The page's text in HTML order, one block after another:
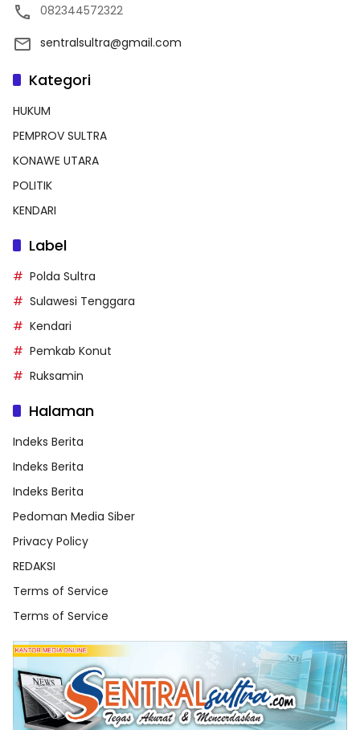
082344572322
sentralsultra@gmail.com
Kategori
HUKUM
PEMPROV SULTRA
KONAWE UTARA
POLITIK
KENDARI
Label
Polda Sultra
Sulawesi Tenggara
Kendari
Pemkab Konut
Ruksamin
Halaman
Indeks Berita
Indeks Berita
Indeks Berita
Pedoman Media Siber
Privacy Policy
REDAKSI
Terms of Service
Terms of Service